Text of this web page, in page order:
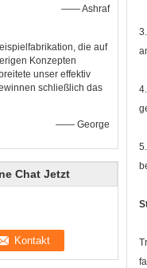
—— Ashraf
die auf
Konzepten
unser effektiv
schließlich das
—— George
Chat Jetzt